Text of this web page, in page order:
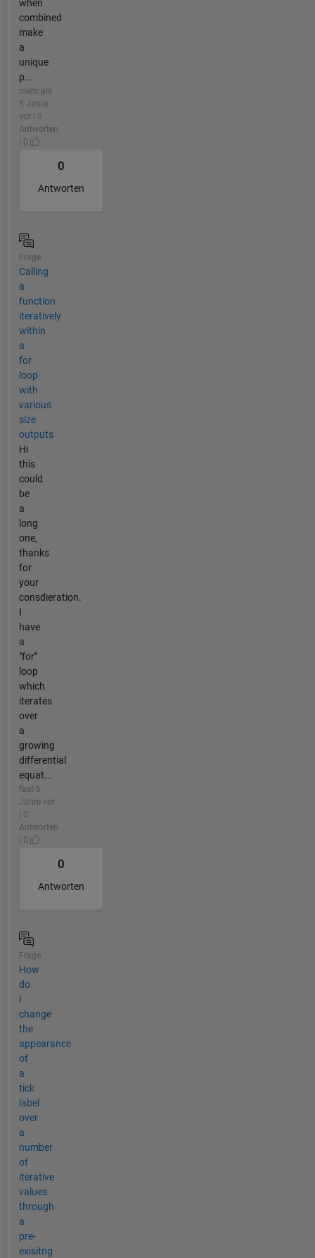
when
combined
make
a
unique
p...
mehr als
5 Jahre
vor | 0
Antworten
| 0
0
Antworten
Frage
Calling
a
function
iteratively
within
a
for
loop
with
various
size
outputs
Hi
this
could
be
a
long
one,
thanks
for
your
consdieration.
I
have
a
"for"
loop
which
iterates
over
a
growing
differential
equat...
fast 6
Jahre vor
| 0
Antworten
| 0
0
Antworten
Frage
How
do
I
change
the
appearance
of
a
tick
label
over
a
number
of
iterative
values
through
a
pre-
exisitng